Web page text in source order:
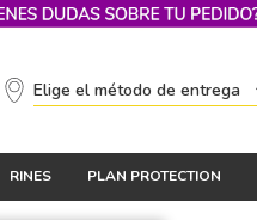
Elige el método de entrega
RINES PLAN PROTECTION